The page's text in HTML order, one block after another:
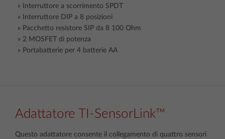
Interruttore a scorrimento SPDT
Interruttore DIP a 8 posizioni
Pacchetto resistore SIP da 8 100 Ohm
2 MOSFET di potenza
Portabatterie per 4 batterie AA
Adattatore TI-SensorLink™
Questo adattatore consente il collegamento di quattro sensori